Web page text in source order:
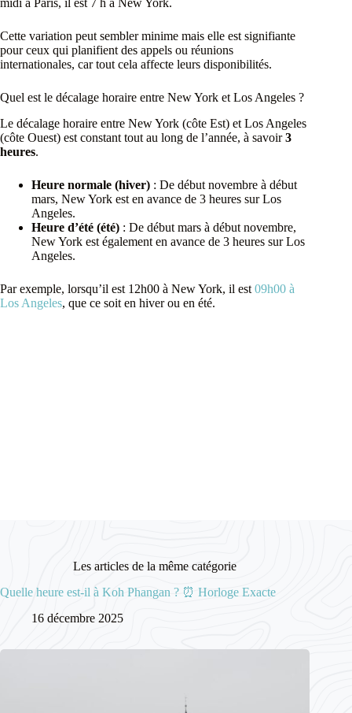
midi à Paris, il est 7 h à New York.
Cette variation peut sembler minime mais elle est signifiante
pour ceux qui planifient des appels ou réunions
internationales, car tout cela affecte leurs disponibilités.
Quel est le décalage horaire entre New York et Los Angeles ?
Le décalage horaire entre New York (côte Est) et Los Angeles
(côte Ouest) est constant tout au long de l’année, à savoir3
heures.
Heure normale (hiver) : De début novembre à début
mars, New York est en avance de 3 heures sur Los
Angeles.
Heure d’été (été) : De début mars à début novembre,
New York est également en avance de 3 heures sur Los
Angeles.
Par exemple, lorsqu’il est 12h00 à New York, il est 09h00 à
Los Angeles, que ce soit en hiver ou en été.
Les articles de la même catégorie
Quelle heure est-il à Koh Phangan ? ⏰ Horloge Exacte
16 décembre 2025